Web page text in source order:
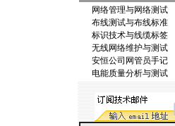
网络管理与网络测试
布线测试与布线标准
标识技术与线缆标签
无线网络维护与测试
安恒公司网管员手记
电能质量分析与测试